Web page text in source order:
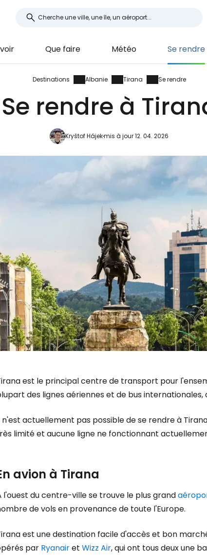
Que faire Météo Se rendre
Destinations Albanie Tirana Se rendre
Se rendre à
Kryštof Hájekmis à jour 12. 04. 2026
est le principal centre de transport pour
des lignes aériennes et de bus
n'est actuellement pas possible de se rendre à
limité et aucune ligne ne fonctionnant
avion à Tirana
l'ouest du centre-ville se trouve le plus grand
de vols en provenance de toute l'Europe.
est une destination facile d'accès et bon
par Ryanairet Wizz Air, qui ont tous deux une